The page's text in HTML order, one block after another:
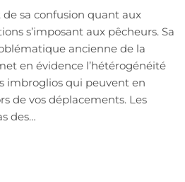
sa confusion quant aux
s’imposant aux pêcheurs. Sa
ancienne de la
en évidence l’hétérogénéité
imbroglios qui peuvent en
de vos déplacements. Les
des…